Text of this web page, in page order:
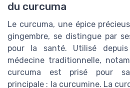
du curcuma
Le curcuma, une épice
gingembre, se distingue par
pour la santé. Utilisé
médecine traditionnelle,
curcuma est prisé pour
principale : la curcumine. La